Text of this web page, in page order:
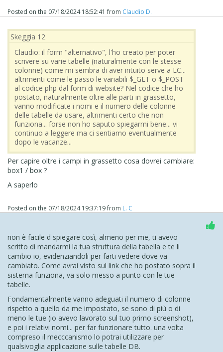
Posted on the 07/18/2024 18:52:41 from Claudio D.
Skeggia 12
Claudio: il form "alternativo", l'ho creato per poter
scrivere su varie tabelle (naturalmente con le stesse
colonne) come mi sembra di aver intuito serve a LC...
altrimenti come le passo le variabili $_GET o $_POST
al codice php dal form di website? Nel codice che ho
postato, naturalmente oltre alle parti in grassetto,
vanno modificate i nomi e il numero delle colonne
delle tabelle da usare, altrimenti certo che non
funziona... forse non ho saputo spiegarmi bene... vi
continuo a leggere ma ci sentiamo eventualmente
dopo le vacanze...
Per capire oltre i campi in grassetto cosa dovrei cambiare:
box1 / box ?
A saperlo
Posted on the 07/18/2024 19:37:19from L. C
non è facile d spiegare così, almeno per me, ti avevo
scritto di mandarmi la tua struttura della tabella e te li
cambio io, evidenziandoli per farti vedere dove va
cambiato. Come avrai visto sul link che ho postato sopra il
sistema funziona, va solo messo a punto con le tue
tabelle.
Fondamentalmente vanno adeguati il numero di colonne
rispetto a quello da me impostato, se sono di più o di
meno le tue (io avevo lavorato sul tuo primo screenshot),
e poi i relativi nomi... per far funzionare tutto. una volta
compreso il mecccanismo lo potrai utilizzare per
qualsivoglia applicazione sulle tabelle DB.